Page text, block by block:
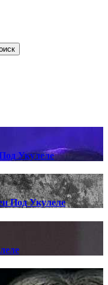
Укулеле
Под Укулеле